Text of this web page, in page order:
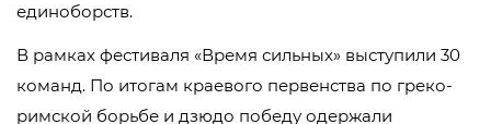
единоборств.
В рамках фестиваля «Время сильных» выступили 30
команд. По итогам краевого первенства по греко-
римской борьбе и дзюдо победу одержали